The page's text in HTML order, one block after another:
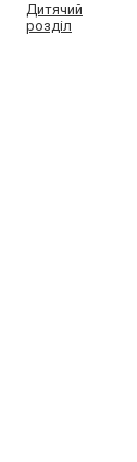
Дитячий
розділ